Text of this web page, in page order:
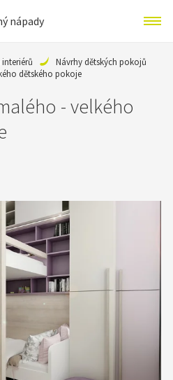
nápady
Návrhy dětských pokojů
dětského pokoje
- velkého